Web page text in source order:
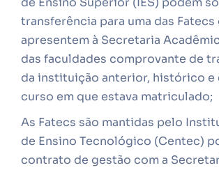
transferência para uma das Fatecs
apresentem à Secretaria
das faculdades comprovante de
da instituição anterior, histórico e
curso em que estava matriculado;
As Fatecs são mantidas pelo
de Ensino Tecnológico (Centec)
contrato de gestão com a